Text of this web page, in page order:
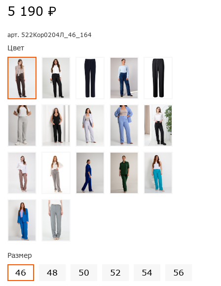
арт. 522Кор0204Л_46_164
Цвет
Размер
46 48 50 52 54 56
5 190 ₽